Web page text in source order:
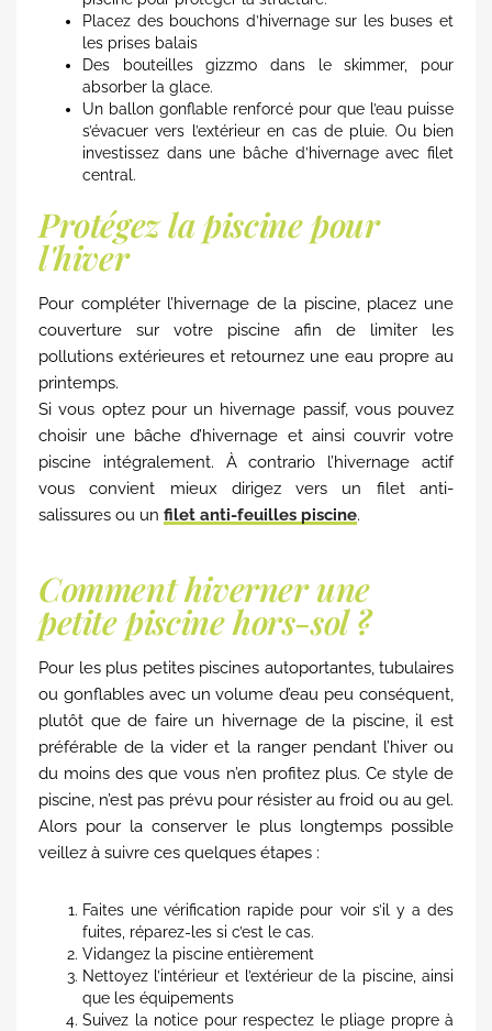
Placez des bouchons d’hivernage sur les buses et
les prises balais
Des bouteilles gizzmo dans le skimmer, pour
absorber la glace.
Un ballon gonflable renforcé pour que l’eau puisse
s’évacuer vers l’extérieur en cas de pluie. Ou bien
investissez dans une bâche d’hivernage avec filet
central.
Protégez la piscine pour
l'hiver
Pour compléter l’hivernage de la piscine, placez une
couverture sur votre piscine afin de limiter les
pollutions extérieures et retournez une eau propre au
printemps.
Si vous optez pour un hivernage passif, vous pouvez
choisir une bâche d’hivernage et ainsi couvrir votre
piscine intégralement. À contrario l’hivernage actif
vous convient mieux dirigez vers un filet anti-
salissures ou un filet anti-feuilles piscine.
Comment hiverner une
petite piscine hors-sol ?
Pour les plus petites piscines autoportantes, tubulaires
ou gonflables avec un volume d’eau peu conséquent,
plutôt que de faire un hivernage de la piscine, il est
préférable de la vider et la ranger pendant l’hiver ou
du moins des que vous n’en profitez plus. Ce style de
piscine, n’est pas prévu pour résister au froid ou au gel.
Alors pour la conserver le plus longtemps possible
veillez à suivre ces quelques étapes :
Faites une vérification rapide pour voir s’il y a des
fuites, réparez-les si c’est le cas.
Vidangez la piscine entièrement
Nettoyez l’intérieur et l’extérieur de la piscine, ainsi
que les équipements
Suivez la notice pour respectez le pliage propre à